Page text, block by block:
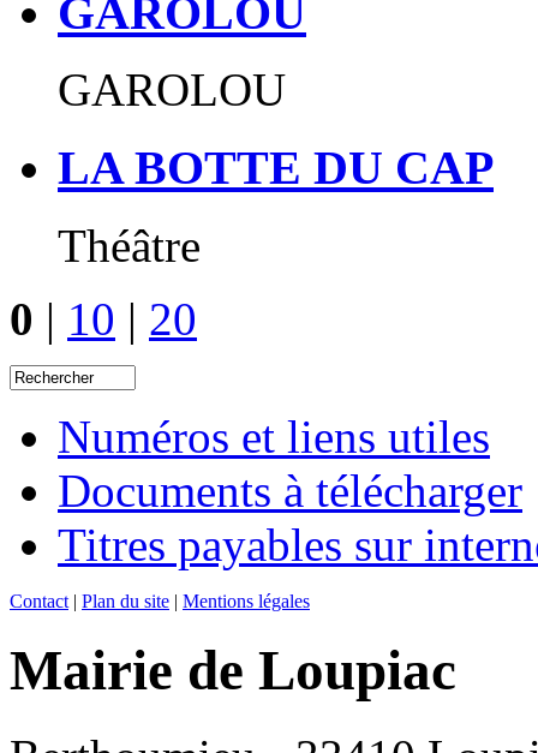
GAROLOU
GAROLOU
LA BOTTE DU CAP
Théâtre
0 | 10 | 20
Numéros et liens utiles
Documents à télécharger
Titres payables sur
Contact | Plan du site | Mentions légales
Mairie de Loupiac